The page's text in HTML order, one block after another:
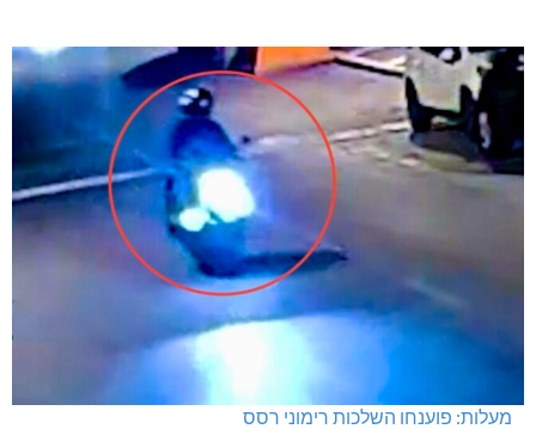
מעלות: פוענחו השלכות רימוני רסס